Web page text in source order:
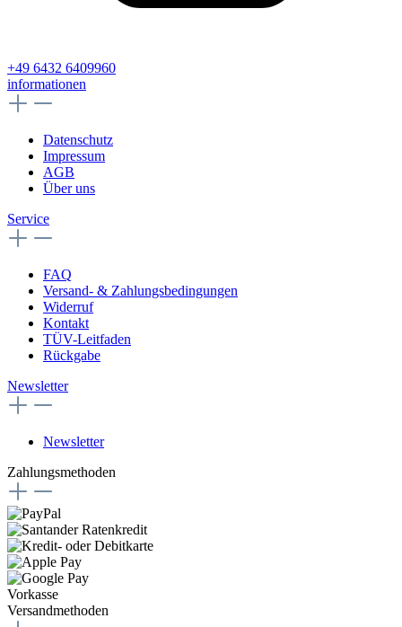
+49 6432 6409960
informationen
Datenschutz
Impressum
AGB
Über uns
Service
FAQ
Versand- & Zahlungsbedingungen
Widerruf
Kontakt
TÜV-Leitfaden
Rückgabe
Newsletter
Newsletter
Zahlungsmethoden
Vorkasse
Versandmethoden